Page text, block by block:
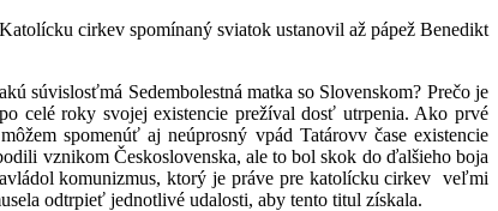
cirkev spomínaný sviatok ustanovil až pápež Benedikt
súvislosťmá Sedembolestná matka so Slovenskom? Prečo je
celé roky svojej existencie prežíval dosť utrpenia. Ako prvé
spomenúť aj neúprosný vpád Tatárovv čase existencie
vznikom Československa, ale to bol skok do ďalšieho boja
komunizmus, ktorý je práve pre katolícku cirkev veľmi
odtrpieť jednotlivé udalosti, aby tento titul získala.